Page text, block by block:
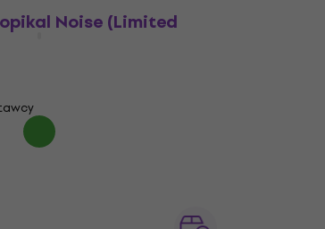
Noise (Limited